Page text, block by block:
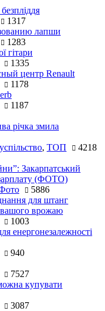
1317
лапши
1283
гітари
1335
центр Renault
1178
1187
річка змила
, ТОП 4218
Закарпатський
(ФОТО)
5886
для штанг
вашого врожаю
1003
енергонезалежності
940
7527
купувати
3087